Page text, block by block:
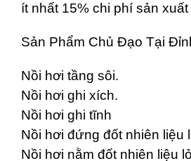
ít nhất 15% chi phí sản xuất
Sản Phẩm Chủ Đạo Tại
Nồi hơi tầng sôi.
Nồi hơi ghi xích.
Nồi hơi ghi tĩnh
Nồi hơi đứng đốt nhiên liệu
Nồi hơi nằm đốt nhiên liệu